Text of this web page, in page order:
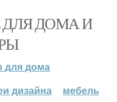
ДЛЯ ДОМА И
для дома
дизайна мебель